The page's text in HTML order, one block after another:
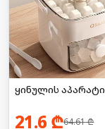
ყინულის აპარატი
21.6 ₾64.61₾